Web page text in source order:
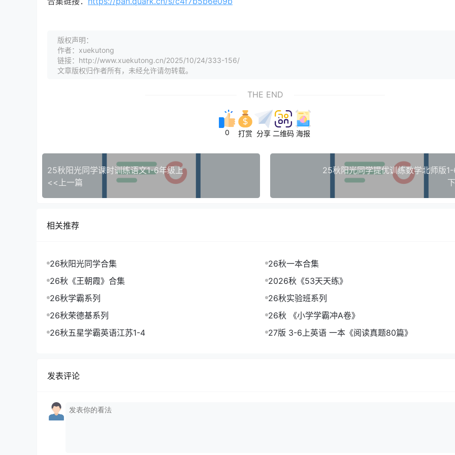
版权声明：
作者：xuekutong
链接：http://www.xuekutong.cn/2025/10/24/333-156/
文章版权归作者所有，未经允许请勿转载。
THE END
0 打赏 分享 二维码 海报
25秋阳光同学课时训练语文1-6年级上
<<上一篇
25秋阳光同学提优训练数学北师版
相关推荐
26秋阳光同学合集
26秋一本合集
26秋《王朝霞》合集
2026秋《53天天练》
26秋学霸系列
26秋实验班系列
26秋荣德基系列
26秋 《小学学霸冲A卷》
26秋五星学霸英语江苏1-4
27版 3-6上英语 一本《阅读真题80篇》
发表评论